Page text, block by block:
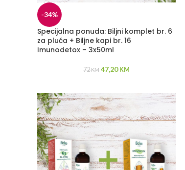
-34%
Specijalna ponuda: Biljni komplet br. 6
za pluća + Biljne kapi br. 16
Imunodetox – 3x50ml
72KM 47,20 KM